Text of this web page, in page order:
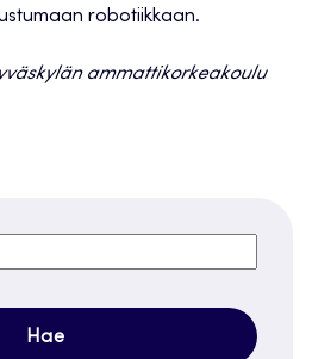
robotiikkaan.
ammattikorkeakoulu